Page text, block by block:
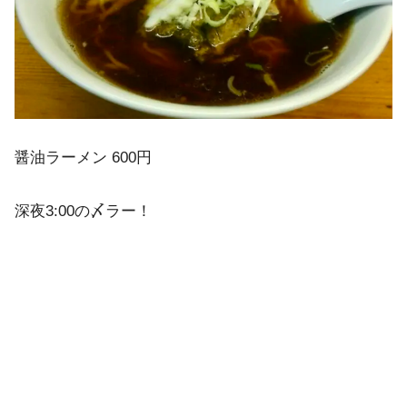
醤油ラーメン 600円
深夜3:00の〆ラー！